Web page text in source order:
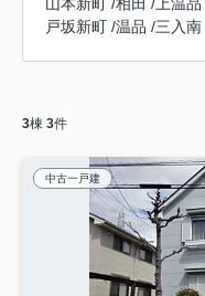
戸坂新町 /温品 /三入南
3棟 3件
中古一戸建